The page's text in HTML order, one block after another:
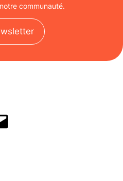
communauté.
Page